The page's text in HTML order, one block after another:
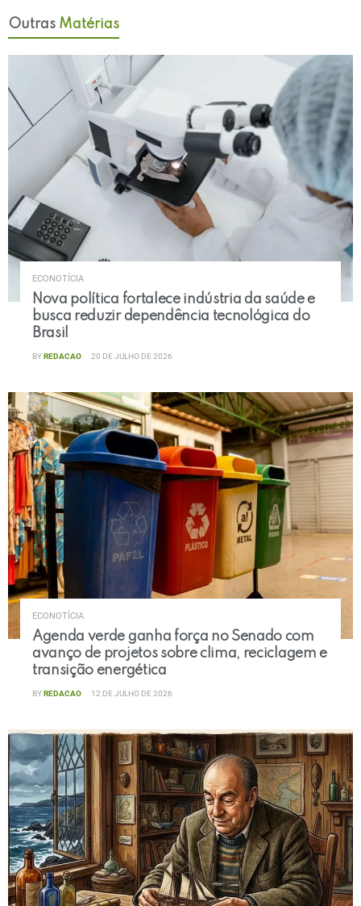
Outras Matérias
ECONOTÍCIA
Nova política fortalece indústria da saúde e
busca reduzir dependência tecnológica do
Brasil
BY REDACAO 20 DE JULHO DE 2026
ECONOTÍCIA
Agenda verde ganha força no Senado com
avanço de projetos sobre clima, reciclagem e
transição energética
BY REDACAO 12 DE JULHO DE 2026